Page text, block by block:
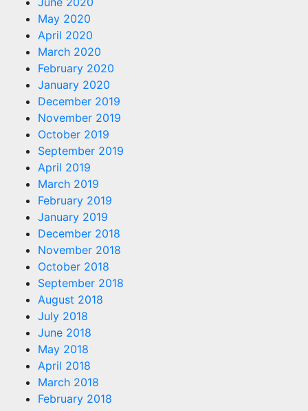
May 2020
April 2020
March 2020
February 2020
January 2020
December 2019
November 2019
October 2019
September 2019
April 2019
March 2019
February 2019
January 2019
December 2018
November 2018
October 2018
September 2018
August 2018
July 2018
June 2018
May 2018
April 2018
March 2018
February 2018